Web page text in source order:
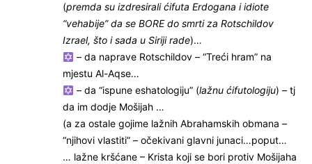
(premda su izdresirali ćifuta Erdogana i idiote
“vehabije” da se BORE do smrti za Rotschildov
Izrael, što i sada u Siriji rade)…
– da naprave Rotschildov – “Treći hram” na
mjestu Al-Aqse…
– da “ispune eshatologiju” (lažnu ćifutologiju) – tj
da im dodje Mošijah …
(a za ostale gojime lažnih Abrahamskih obmana –
“njihovi vlastiti” – očekivani glavni junaci…poput…
… lažne kršćane – Krista koji se bori protiv Mošijaha